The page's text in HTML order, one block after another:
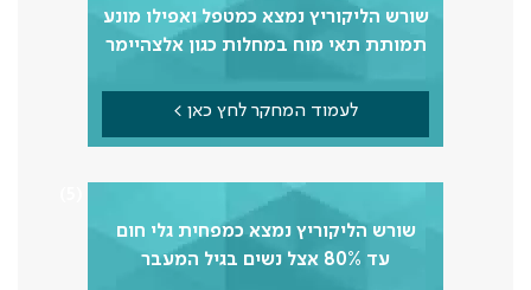
שורש הליקוריץ נמצא כמטפל ואפילו מונע
תמותת תאי מוח במחלות כגון אלצהיימר
לעמוד המחקר לחץ כאן >
שורש הליקוריץ נמצא כמפחית גלי חום